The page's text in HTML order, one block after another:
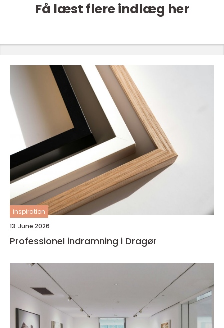
Få læst flere indlæg her
inspiration
13. June 2026
Professionel indramning i Dragør